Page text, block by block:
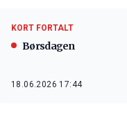
KORT FORTALT
Børsdagen
18.06.2026 17:44